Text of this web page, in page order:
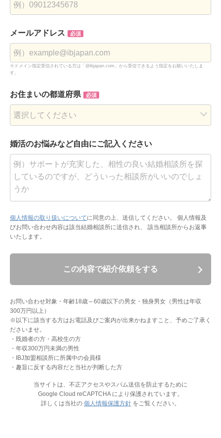
メールアドレス 必須
※ドメイン指定受信されている方は「@ibjapan.com」から受信できるよう指定をお願いいたしま
す。
お住まいの都道府県 必須
婚活のお悩みなど自由にご記入ください
個人情報の取り扱いについてに同意の上、送信してください。
個人情報及
びお問い合わせ内容は該当結婚相談所に送信され、 該当相談所からお返事
いたします。
この内容で紹介依頼をする
お問い合わせ対象・年齢18歳～60歳以下の男女・独身男女（男性は年収
300万円以上）
※以下に該当する方はお電話及びご案内が出来かねますこと、予めご了承く
ださいませ。
・既婚者の方・高校生の方
・年収300万円未満の男性
・IBJ加盟相談所に所属中の会員様
・趣旨に反する内容だと当社が判断した方
当サイトは、不正アクセスやスパム送信を防止するために
Google Cloud reCAPTCHA により保護されています。
詳しくは当社の 個人情報保護方針 をご覧ください。